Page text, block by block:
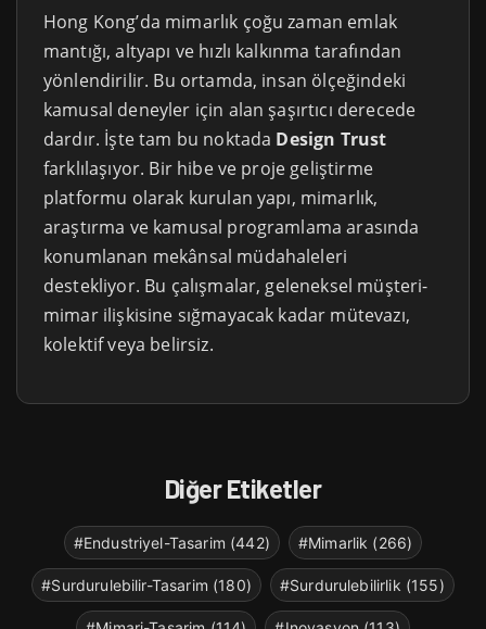
Hong Kong’da mimarlık çoğu zaman emlak
mantığı, altyapı ve hızlı kalkınma tarafından
yönlendirilir. Bu ortamda, insan ölçeğindeki
kamusal deneyler için alan şaşırtıcı derecede
dardır. İşte tam bu noktada Design Trust
farklılaşıyor. Bir hibe ve proje geliştirme
platformu olarak kurulan yapı, mimarlık,
araştırma ve kamusal programlama arasında
konumlanan mekânsal müdahaleleri
destekliyor. Bu çalışmalar, geleneksel müşteri-
mimar ilişkisine sığmayacak kadar mütevazı,
kolektif veya belirsiz.
Diğer Etiketler
#Endustriyel-Tasarim (442) #Mimarlik (266)
#Surdurulebilir-Tasarim (180) #Surdurulebilirlik (155)